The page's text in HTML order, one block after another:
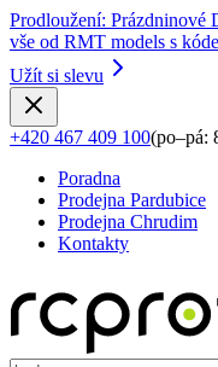
Prodloužení: Prázdninové
vše od RMT models s
Užít si slevu
+420 467 409 100(po–pá:
Poradna
Prodejna Pardubice
Prodejna Chrudim
Kontakty